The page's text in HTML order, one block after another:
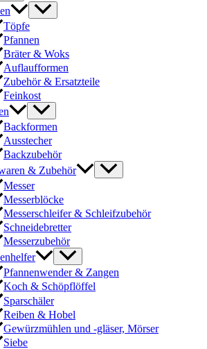
Töpfe
Pfannen
Bräter & Woks
Auflaufformen
Zubehör & Ersatzteile
Feinkost
Backformen
Ausstecher
Backzubehör
& Zubehör
Messer
Messerblöcke
Messerschleifer & Schleifzubehör
Schneidebretter
Messerzubehör
Pfannenwender & Zangen
Koch & Schöpflöffel
Sparschäler
Reiben & Hobel
Gewürzmühlen und -gläser, Mörser
Siebe